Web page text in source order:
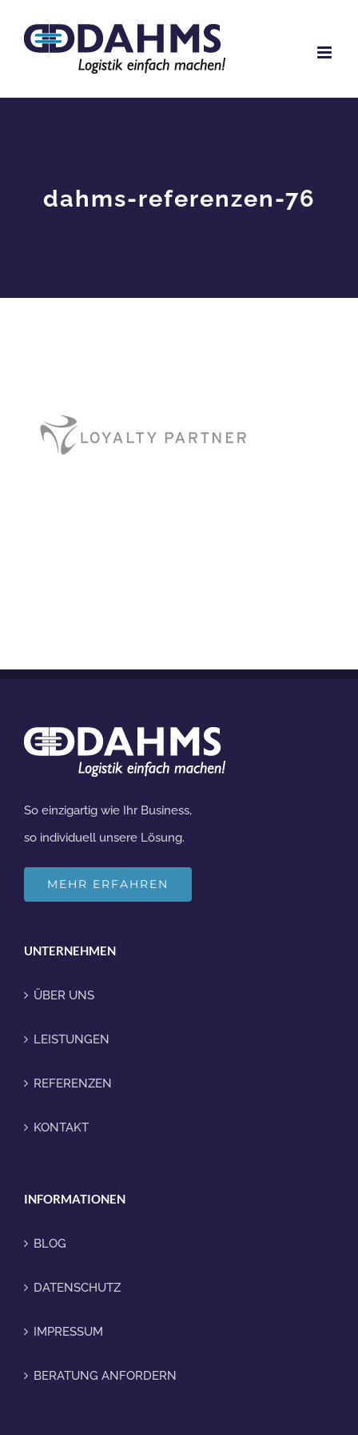
Inhalt
dahms-referenzen-76
So einzigartig wie Ihr Business,
so individuell unsere Lösung.
MEHR ERFAHREN
UNTERNEHMEN
ÜBER UNS
LEISTUNGEN
REFERENZEN
KONTAKT
INFORMATIONEN
BLOG
DATENSCHUTZ
IMPRESSUM
BERATUNG ANFORDERN